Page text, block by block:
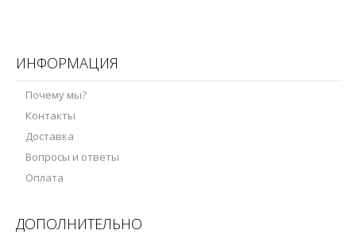
ИНФОРМАЦИЯ
Почему мы?
Контакты
Доставка
Вопросы и ответы
Оплата
ДОПОЛНИТЕЛЬНО